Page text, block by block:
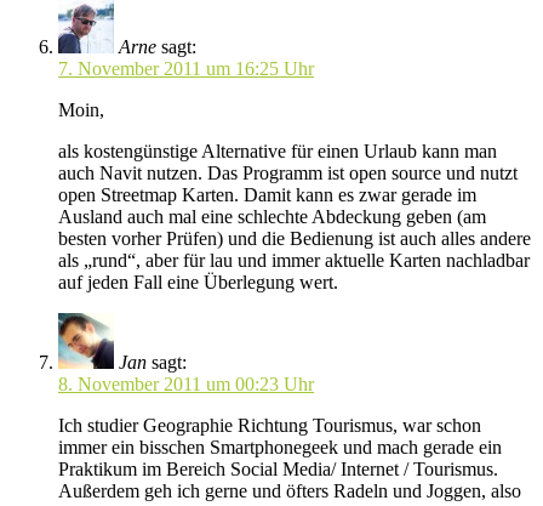
Arne sagt:
7. November 2011 um 16:25 Uhr
Moin,
als kostengünstige Alternative für einen Urlaub kann man
auch Navit nutzen. Das Programm ist open source und nutzt
open Streetmap Karten. Damit kann es zwar gerade im
Ausland auch mal eine schlechte Abdeckung geben (am
besten vorher Prüfen) und die Bedienung ist auch alles andere
als „rund“, aber für lau und immer aktuelle Karten nachladbar
auf jeden Fall eine Überlegung wert.
Jan sagt:
8. November 2011 um 00:23 Uhr
Ich studier Geographie Richtung Tourismus, war schon
immer ein bisschen Smartphonegeek und mach gerade ein
Praktikum im Bereich Social Media/ Internet / Tourismus.
Außerdem geh ich gerne und öfters Radeln und Joggen, also